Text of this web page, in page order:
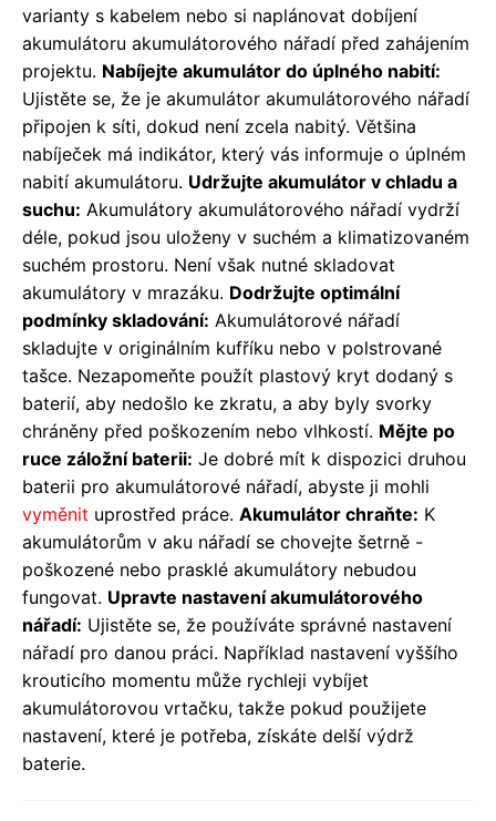
varianty s kabelem nebo si naplánovat dobíjení
akumulátoru akumulátorového nářadí před zahájením
projektu. Nabíjejte akumulátor do úplného nabití:
Ujistěte se, že je akumulátor akumulátorového nářadí
připojen k síti, dokud není zcela nabitý. Většina
nabíječek má indikátor, který vás informuje o úplném
nabití akumulátoru. Udržujte akumulátor v chladu a
suchu: Akumulátory akumulátorového nářadí vydrží
déle, pokud jsou uloženy v suchém a klimatizovaném
suchém prostoru. Není však nutné skladovat
akumulátory v mrazáku. Dodržujte optimální
podmínky skladování: Akumulátorové nářadí
skladujte v originálním kufříku nebo v polstrované
tašce. Nezapomeňte použít plastový kryt dodaný s
baterií, aby nedošlo ke zkratu, a aby byly svorky
chráněny před poškozením nebo vlhkostí. Mějte po
ruce záložní baterii: Je dobré mít k dispozici druhou
baterii pro akumulátorové nářadí, abyste ji mohli
vyměnit uprostřed práce. Akumulátor chraňte: K
akumulátorům v aku nářadí se chovejte šetrně -
poškozené nebo prasklé akumulátory nebudou
fungovat. Upravte nastavení akumulátorového
nářadí: Ujistěte se, že používáte správné nastavení
nářadí pro danou práci. Například nastavení vyššího
krouticího momentu může rychleji vybíjet
akumulátorovou vrtačku, takže pokud použijete
nastavení, které je potřeba, získáte delší výdrž
baterie.